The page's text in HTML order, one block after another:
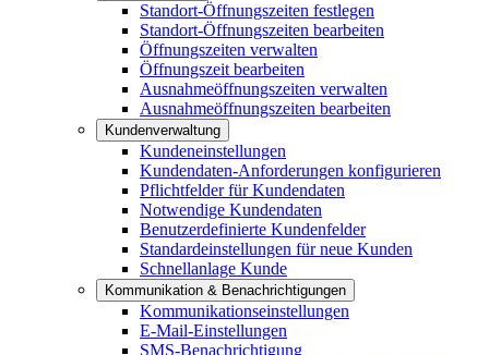
Standort-Öffnungszeiten festlegen
Standort-Öffnungszeiten bearbeiten
Öffnungszeiten verwalten
Öffnungszeit bearbeiten
Ausnahmeöffnungszeiten verwalten
Ausnahmeöffnungszeiten bearbeiten
Kundenverwaltung
Kundeneinstellungen
Kundendaten-Anforderungen konfigurieren
Pflichtfelder für Kundendaten
Notwendige Kundendaten
Benutzerdefinierte Kundenfelder
Standardeinstellungen für neue Kunden
Schnellanlage Kunde
Kommunikation & Benachrichtigungen
Kommunikationseinstellungen
E-Mail-Einstellungen
SMS-Benachrichtigung